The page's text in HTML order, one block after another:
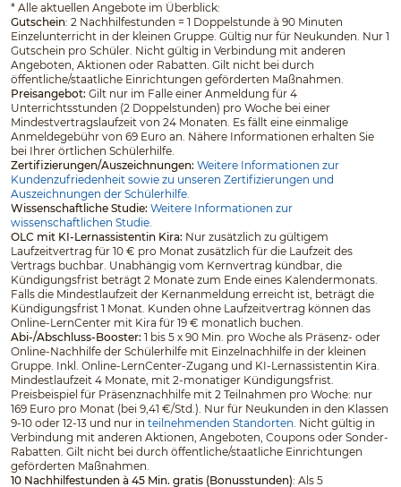
* Alle aktuellen Angebote im Überblick:
Gutschein: 2 Nachhilfestunden = 1 Doppelstunde à 90 Minuten
Einzelunterricht in der kleinen Gruppe. Gültig nur für Neukunden. Nur 1
Gutschein pro Schüler. Nicht gültig in Verbindung mit anderen
Angeboten, Aktionen oder Rabatten. Gilt nicht bei durch
öffentliche/staatliche Einrichtungen geförderten Maßnahmen.
Preisangebot: Gilt nur im Falle einer Anmeldung für 4
Unterrichtsstunden (2 Doppelstunden) pro Woche bei einer
Mindestvertragslaufzeit von 24 Monaten. Es fällt eine einmalige
Anmeldegebühr von 69 Euro an. Nähere Informationen erhalten Sie
bei Ihrer örtlichen Schülerhilfe.
Zertifizierungen/Auszeichnungen: Weitere Informationen zur
Kundenzufriedenheit sowie zu unseren Zertifizierungen und
Auszeichnungen der Schülerhilfe.
Wissenschaftliche Studie: Weitere Informationen zur
wissenschaftlichen Studie.
OLC mit KI-Lernassistentin Kira: Nur zusätzlich zu gültigem
Laufzeitvertrag für 10 € pro Monat zusätzlich für die Laufzeit des
Vertrags buchbar. Unabhängig vom Kernvertrag kündbar, die
Kündigungsfrist beträgt 2 Monate zum Ende eines Kalendermonats.
Falls die Mindestlaufzeit der Kernanmeldung erreicht ist, beträgt die
Kündigungsfrist 1 Monat. Kunden ohne Laufzeitvertrag können das
Online-LernCenter mit Kira für 19 € monatlich buchen.
Abi-/Abschluss-Booster: 1 bis 5 x 90 Min. pro Woche als Präsenz- oder
Online-Nachhilfe der Schülerhilfe mit Einzelnachhilfe in der kleinen
Gruppe. Inkl. Online-LernCenter-Zugang und KI-Lernassistentin Kira.
Mindestlaufzeit 4 Monate, mit 2-monatiger Kündigungsfrist.
Preisbeispiel für Präsenznachhilfe mit 2 Teilnahmen pro Woche: nur
169 Euro pro Monat (bei 9,41 €/Std.). Nur für Neukunden in den Klassen
9-10 oder 12-13 und nur in teilnehmenden Standorten. Nicht gültig in
Verbindung mit anderen Aktionen, Angeboten, Coupons oder Sonder-
Rabatten. Gilt nicht bei durch öffentliche/staatliche Einrichtungen
geförderten Maßnahmen.
10 Nachhilfestunden à 45 Min. gratis (Bonusstunden): Als 5